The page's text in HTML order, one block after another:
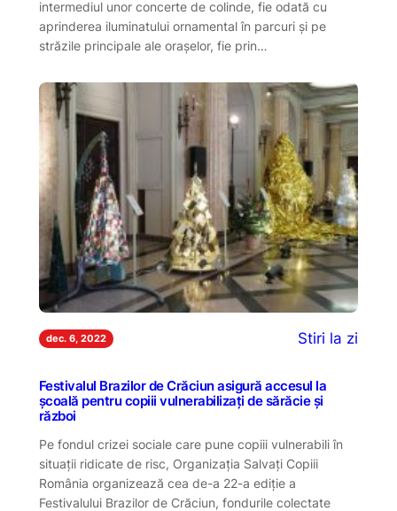
intermediul unor concerte de colinde, fie odată cu
aprinderea iluminatului ornamental în parcuri și pe
străzile principale ale orașelor, fie prin…
dec. 6, 2022 Stiri la zi
Festivalul Brazilor de Crăciun asigură accesul la
școală pentru copiii vulnerabilizați de sărăcie și
război
Pe fondul crizei sociale care pune copiii vulnerabili în
situații ridicate de risc, Organizația Salvați Copiii
România organizează cea de-a 22-a ediție a
Festivalului Brazilor de Crăciun, fondurile colectate